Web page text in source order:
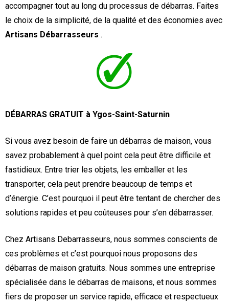
accompagner tout au long du processus de débarras. Faites
le choix de la simplicité, de la qualité et des économies avec
Artisans Débarrasseurs .
DÉBARRAS GRATUIT à Ygos-Saint-Saturnin
Si vous avez besoin de faire un débarras de maison, vous
savez probablement à quel point cela peut être difficile et
fastidieux. Entre trier les objets, les emballer et les
transporter, cela peut prendre beaucoup de temps et
d’énergie. C’est pourquoi il peut être tentant de chercher des
solutions rapides et peu coûteuses pour s’en débarrasser.
Chez Artisans Debarrasseurs, nous sommes conscients de
ces problèmes et c’est pourquoi nous proposons des
débarras de maison gratuits. Nous sommes une entreprise
spécialisée dans le débarras de maisons, et nous sommes
fiers de proposer un service rapide, efficace et respectueux